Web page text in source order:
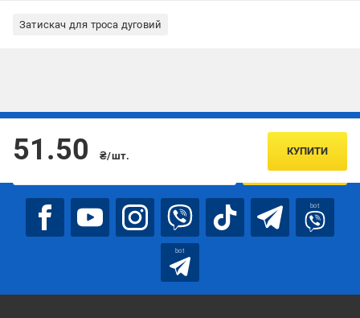
Затискач для троса дуговий
51.50 ₴/шт. КУПИТИ
Підписуйтесь, щоб дізнаватись першим про акції та пропозиції
ПІДПИСАТИСЯ
bot
bot